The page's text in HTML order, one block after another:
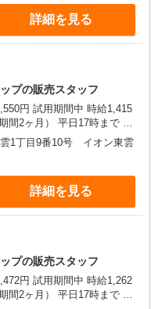
時給1,391円 日・祝20時〜 時
験による詳細を見る
プの販売スタッフ
時給1,415
平日17時まで 時
時まで 時給1,425円 平日20
祝17時まで 時給1,450円
時給1,500円 日・祝20時〜 時
験による
1丁目9番10号 イオン東雲
詳細を見る
プの販売スタッフ
時給1,262
平日17時まで 時